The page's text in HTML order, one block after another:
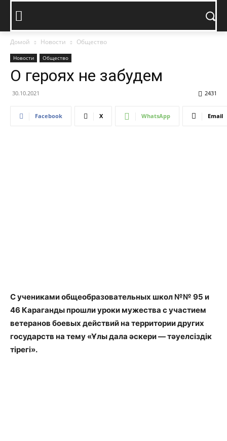
Домой Новости Общество
Новости Общество
О героях не забудем
30.10.2021 2431
Facebook X WhatsApp Email
С учениками общеобразовательных школ №№ 95 и
46 Караганды прошли уроки мужества с участием
ветеранов боевых действий на территории других
государств на тему «Ұлы дала әскери — тәуелсіздік
тірегі».